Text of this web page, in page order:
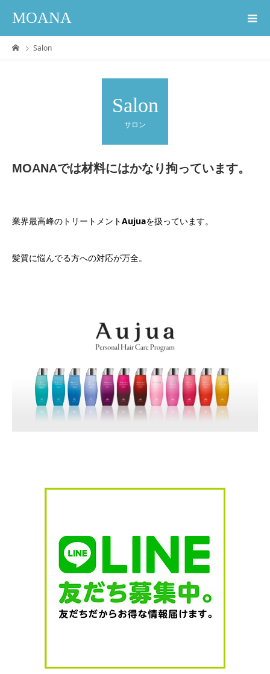
MOANA
Salon
Salon
サロン
MOANAでは材料にはかなり拘っています。
業界最高峰のトリートメントAujuaを扱っています。
髪質に悩んでる方への対応が万全。